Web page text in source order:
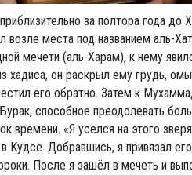
за полтора года
возле места под названием аль-
мечети (аль-Харам), к нему
хадиса, он раскрыл ему грудь,
его обратно. Затем к
способное преодолевать
времени. «Я уселся на этого
Кудсе. Добравшись, я привязал
После я зашёл в мечеть и